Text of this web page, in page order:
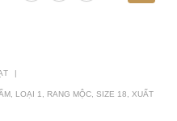
LOẠI 1 RANG MỘC SIZE 18 XUẤT